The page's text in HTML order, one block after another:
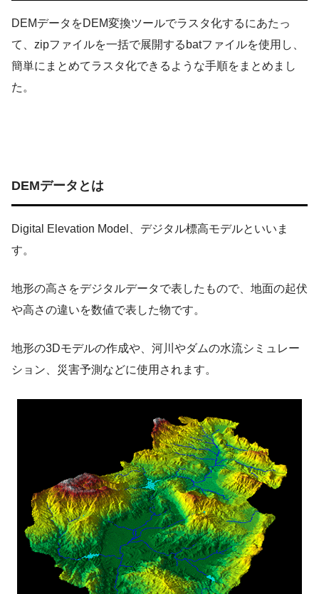
DEMデータをDEM変換ツールでラスタ化するにあたっ
て、zipファイルを一括で展開するbatファイルを使用し、
簡単にまとめてラスタ化できるような手順をまとめまし
た。
DEMデータとは
Digital Elevation Model、デジタル標高モデルといいま
す。
地形の高さをデジタルデータで表したもので、地面の起伏
や高さの違いを数値で表した物です。
地形の3Dモデルの作成や、河川やダムの水流シミュレー
ション、災害予測などに使用されます。